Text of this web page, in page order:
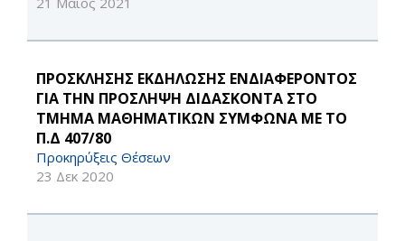
ΠΡΟΣΚΛΗΣΗΣ ΕΚΔΗΛΩΣΗΣ ΕΝΔΙΑΦΕΡΟΝΤΟΣ
ΓΙΑ ΤΗΝ ΠΡΟΣΛΗΨΗ ΔΙΔΑΣKONTA ΣΤΟ
ΤΜΗΜΑ ΜΑΘΗΜΑΤΙΚΩΝ ΣΥΜΦΩΝΑ ΜΕ ΤΟ
Π.Δ 407/80
Προκηρύξεις Θέσεων
23 Δεκ 2020